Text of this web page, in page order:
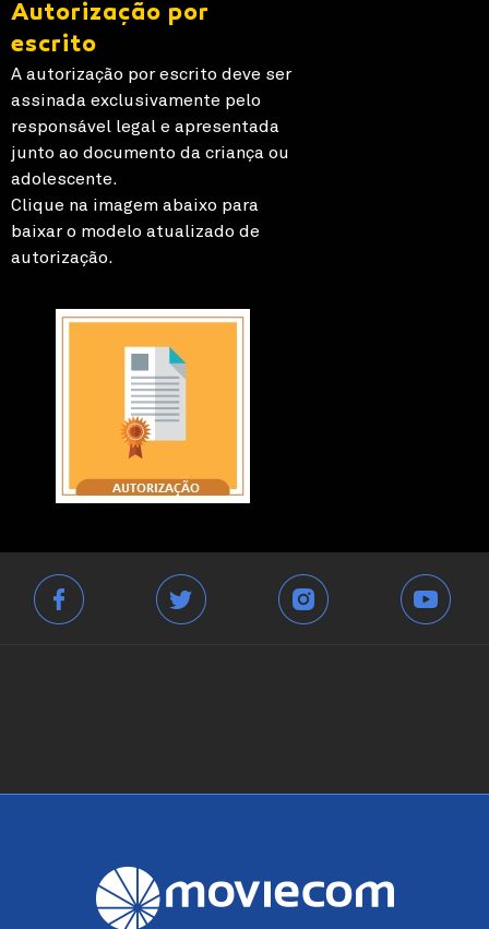
Autorização por
escrito
A autorização por escrito deve ser
assinada exclusivamente pelo
responsável legal e apresentada
junto ao documento da criança ou
adolescente.
Clique na imagem abaixo para
baixar o modelo atualizado de
autorização.